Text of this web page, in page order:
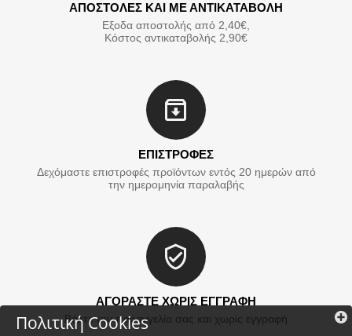
ΑΠΟΣΤΟΛΕΣ ΚΑΙ ΜΕ ΑΝΤΙΚΑΤΑΒΟΛΗ
Εξοδα αποστολής από 2,40€,
Κόστος αντικαταβολής 2,90€
ΕΠΙΣΤΡΟΦΕΣ
Δεχόμαστε επιστροφές προϊόντων εντός 20 ημερών από
την ημερομηνία παραλαβής
ΑΓΟΡΑΣΤΕ ΧΩΡΙΣ ΕΓΓΡΑΦΗ
Βάλτε την παραγγελία σας και χωρίς εγγραφή
Πολιτική Cookies